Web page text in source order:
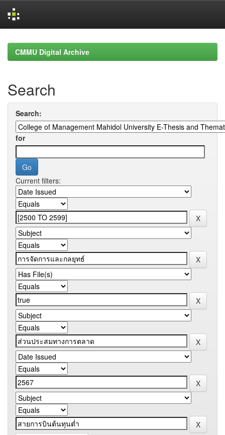
navigationCMMU Digital Archive
Search
Search:
for
Current filters: